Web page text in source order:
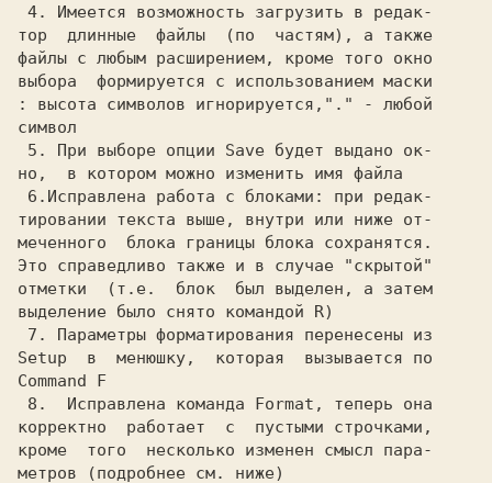
тор  длинные  файлы  (по  частям), а также
файлы с любым расширением, кроме того окно
выбора  формируется с использованием маски
: высота символов игнорируется,"." - любой
символ
но,  в котором можно изменить имя файла
тировании текста выше, внутри или ниже от-
меченного  блока границы блока сохранятся.
Это справедливо также и в случае "скрытой"
отметки  (т.е.  блок  был выделен, а затем
выделение было снято командой R)
Setup  в  менюшку,  которая  вызывается по
Command F
корректно  работает  с  пустыми строчками,
кроме  того  несколько изменен смысл пара-
метров (подробнее см. ниже)